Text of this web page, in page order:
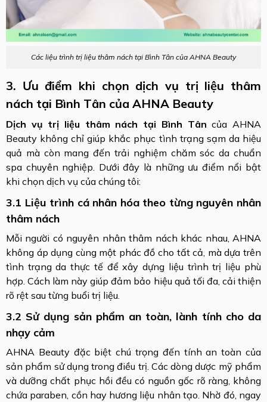
Các liệu trình trị liệu thâm nách tại Bình Tân của AHNA Beauty
3. Ưu điểm khi chọn dịch vụ trị liệu thâm
nách tại Bình Tân của AHNA Beauty
Dịch vụ trị liệu thâm nách tại Bình Tân của AHNA
Beauty không chỉ giúp khắc phục tình trạng sạm da hiệu
quả mà còn mang đến trải nghiệm chăm sóc da chuẩn
spa chuyên nghiệp. Dưới đây là những ưu điểm nổi bật
khi chọn dịch vụ của chúng tôi:
3.1 Liệu trình cá nhân hóa theo từng nguyên nhân
thâm nách
Mỗi người có nguyên nhân thâm nách khác nhau, AHNA
không áp dụng cùng một phác đồ cho tất cả, mà dựa trên
tình trạng da thực tế để xây dựng liệu trình trị liệu phù
hợp. Cách làm này giúp đảm bảo hiệu quả tối đa, cải thiện
rõ rệt sau từng buổi trị liệu.
3.2 Sử dụng sản phẩm an toàn, lành tính cho da
nhạy cảm
AHNA Beauty đặc biệt chú trọng đến tính an toàn của
sản phẩm sử dụng trong điều trị. Các dòng dược mỹ phẩm
và dưỡng chất phục hồi đều có nguồn gốc rõ ràng, không
chứa paraben, cồn hay hương liệu nhân tạo. Nhờ đó, ngay